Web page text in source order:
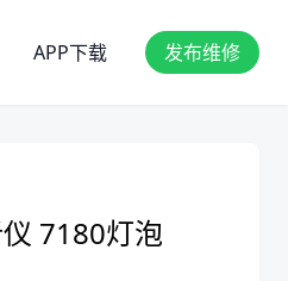
APP下载 发布维修
7180灯泡